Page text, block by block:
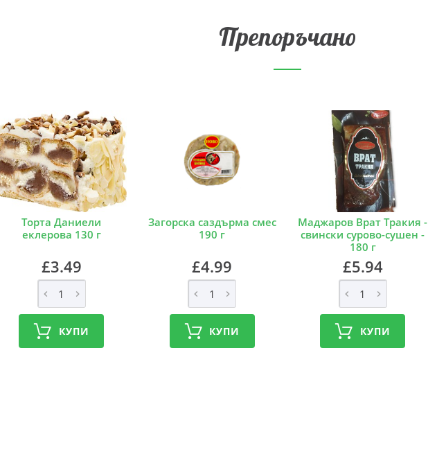
Препоръчано
Торта Даниели
еклерова 130 г
£3.49
КУПИ
Загорска саздърма смес
190 г
£4.99
КУПИ
Маджаров Врат Тракия -
свински сурово-сушен -
180 г
£5.94
КУПИ